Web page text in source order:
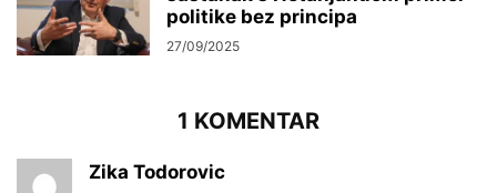
politike bez principa
27/09/2025
1 KOMENTAR
Zika Todorovic